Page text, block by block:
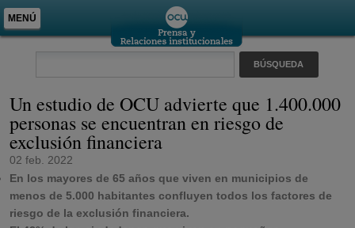
MENÚ
Un estudio de OCU advierte que 1.400.000
personas se encuentran en riesgo de
exclusión financiera
02 feb. 2022
En los mayores de 65 años que viven en municipios de
menos de 5.000 habitantes confluyen todos los factores de
riesgo de la exclusión financiera.